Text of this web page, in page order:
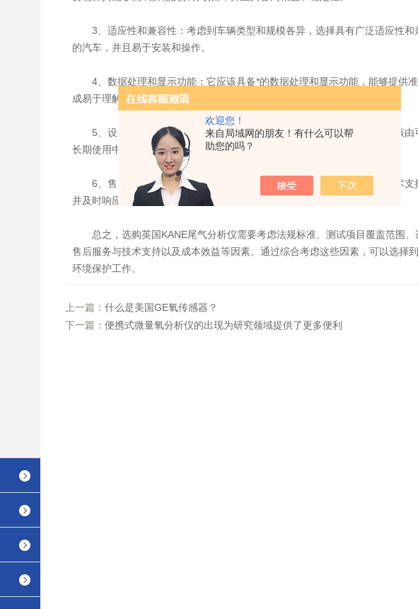
欢迎您！
来自局域网的朋友！有什么可以帮
助您的吗？
3、适应性和兼容性：考虑到车辆类型和规模各异，选择具有广泛适应性和
的汽车，并且易于安装和操作。
4、数据处理和显示功能：它应该具备*的数据处理和显示功能，能够提供
成易于理解的报告，以便进行后续分析和比较。
5、设备质量和可靠性：选择高质量、可靠性强的仪器非常重要。它应该由
长期使用中的准确性和可靠性。
6、售后服务和技术支持：在购买前，了解供应商提供的售后服务和技术支
并及时响应用户的问题和需求。
总之，选购英国KANE尾气分析仪需要考虑法规标准、测试项目覆盖范围、
售后服务与技术支持以及成本效益等因素。通过综合考虑这些因素，可以选择
环境保护工作。
上一篇： 什么是美国GE氧传感器？
下一篇： 便携式微量氧分析仪的出现为研究领域提供了更多便利